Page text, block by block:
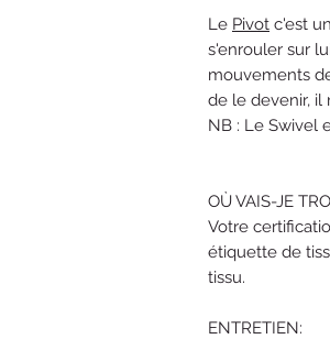
Le Pivot c'est
s'enrouler sur
mouvements
de le devenir, il
NB : Le Swivel
OÙ VAIS-JE
Votre
étiquette de
tissu.
ENTRETIEN: